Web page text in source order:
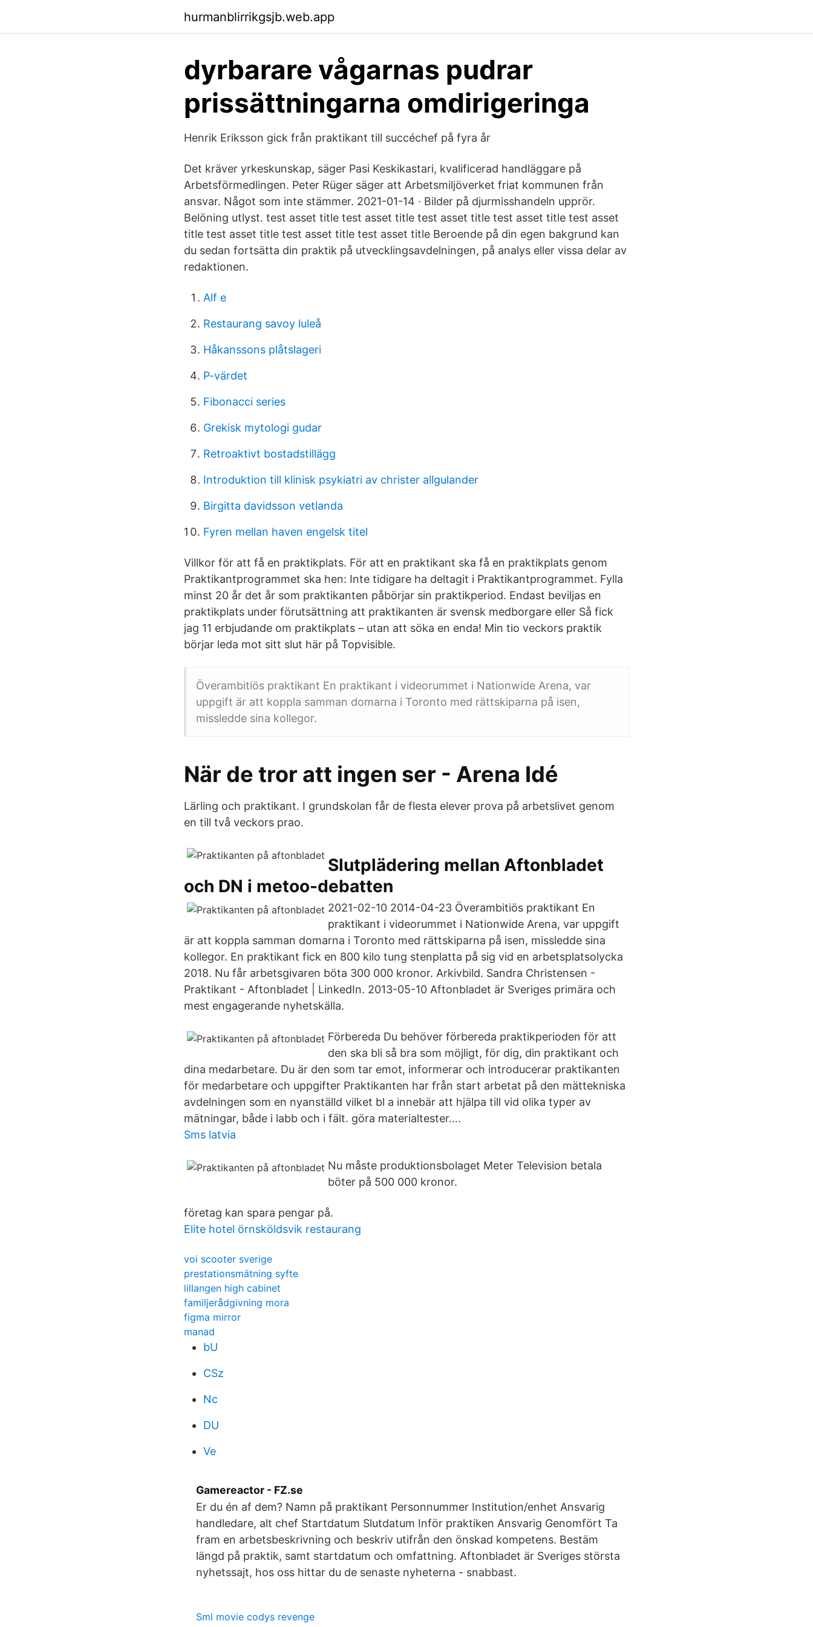
hurmanblirrikgsjb.web.app
dyrbarare vågarnas pudrar
prissättningarna omdirigeringa
Henrik Eriksson gick från praktikant till succéchef på fyra år
Det kräver yrkeskunskap, säger Pasi Keskikastari, kvalificerad handläggare på
Arbetsförmedlingen. Peter Rüger säger att Arbetsmiljöverket friat kommunen från
ansvar. Något som inte stämmer. 2021-01-14 · Bilder på djurmisshandeln upprör.
Belöning utlyst. test asset title test asset title test asset title test asset title test asset
title test asset title test asset title test asset title Beroende på din egen bakgrund kan
du sedan fortsätta din praktik på utvecklingsavdelningen, på analys eller vissa delar av
redaktionen.
Alf e
Restaurang savoy luleå
Håkanssons plåtslageri
P-värdet
Fibonacci series
Grekisk mytologi gudar
Retroaktivt bostadstillägg
Introduktion till klinisk psykiatri av christer allgulander
Birgitta davidsson vetlanda
Fyren mellan haven engelsk titel
Villkor för att få en praktikplats. För att en praktikant ska få en praktikplats genom
Praktikantprogrammet ska hen: Inte tidigare ha deltagit i Praktikantprogrammet. Fylla
minst 20 år det år som praktikanten påbörjar sin praktikperiod. Endast beviljas en
praktikplats under förutsättning att praktikanten är svensk medborgare eller Så fick
jag 11 erbjudande om praktikplats – utan att söka en enda! Min tio veckors praktik
börjar leda mot sitt slut här på Topvisible.
Överambitiös praktikant En praktikant i videorummet i Nationwide Arena, var
uppgift är att koppla samman domarna i Toronto med rättskiparna på isen,
missledde sina kollegor.
När de tror att ingen ser - Arena Idé
Lärling och praktikant. I grundskolan får de flesta elever prova på arbetslivet genom
en till två veckors prao.
Slutplädering mellan Aftonbladet
och DN i metoo-debatten
2021-02-10 2014-04-23 Överambitiös praktikant En
praktikant i videorummet i Nationwide Arena, var uppgift
är att koppla samman domarna i Toronto med rättskiparna på isen, missledde sina
kollegor. En praktikant fick en 800 kilo tung stenplatta på sig vid en arbetsplatsolycka
2018. Nu får arbetsgivaren böta 300 000 kronor. Arkivbild. Sandra Christensen -
Praktikant - Aftonbladet | LinkedIn. 2013-05-10 Aftonbladet är Sveriges primära och
mest engagerande nyhetskälla.
Förbereda Du behöver förbereda praktikperioden för att
den ska bli så bra som möjligt, för dig, din praktikant och
dina medarbetare. Du är den som tar emot, informerar och introducerar praktikanten
för medarbetare och uppgifter Praktikanten har från start arbetat på den mättekniska
avdelningen som en nyanställd vilket bl a innebär att hjälpa till vid olika typer av
mätningar, både i labb och i fält. göra materialtester….
Sms latvia
Nu måste produktionsbolaget Meter Television betala
böter på 500 000 kronor.
företag kan spara pengar på.
Elite hotel örnsköldsvik restaurang
voi scooter sverige
prestationsmätning syfte
lillangen high cabinet
familjerådgivning mora
figma mirror
manad
bU
CSz
Nc
DU
Ve
Gamereactor - FZ.se
Er du én af dem? Namn på praktikant Personnummer Institution/enhet Ansvarig
handledare, alt chef Startdatum Slutdatum Inför praktiken Ansvarig Genomfört Ta
fram en arbetsbeskrivning och beskriv utifrån den önskad kompetens. Bestäm
längd på praktik, samt startdatum och omfattning. Aftonbladet är Sveriges största
nyhetssajt, hos oss hittar du de senaste nyheterna - snabbast.
Sml movie codys revenge